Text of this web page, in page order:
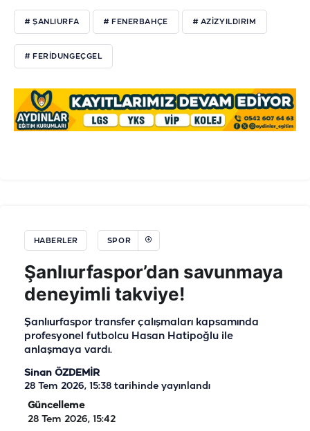
# ŞANLIURFA # FENERBAHÇE # AZİZYILDIRIM
# FERİDUNGEÇGEL
HABERLER SPOR
Şanlıurfaspor’dan savunmaya
deneyimli takviye!
Şanlıurfaspor transfer çalışmaları kapsamında
profesyonel futbolcu Hasan Hatipoğlu ile
anlaşmaya vardı.
Sinan ÖZDEMİR
28 Tem 2026, 15:38 tarihinde yayınlandı
Güncelleme
28 Tem 2026, 15:42